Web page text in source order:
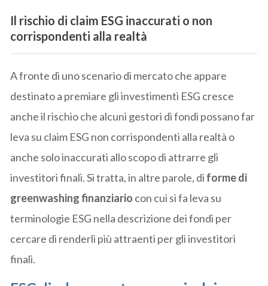
Il rischio di claim ESG inaccurati o non
corrispondenti alla realtà
A fronte di uno scenario di mercato che appare
destinato a premiare gli investimenti ESG cresce
anche il rischio che alcuni gestori di fondi possano far
leva su claim ESG non corrispondenti alla realtà o
anche solo inaccurati allo scopo di attrarre gli
investitori finali. Si tratta, in altre parole, di forme di
greenwashing finanziario con cui si fa leva su
terminologie ESG nella descrizione dei fondi per
cercare di renderli più attraenti per gli investitori
finali.